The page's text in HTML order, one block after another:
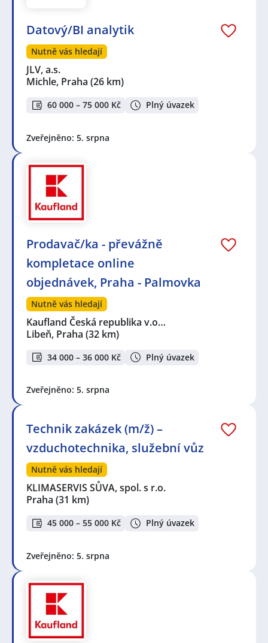
Datový/BI analytik
Nutně vás hledají
JLV, a.s.
Michle, Praha (26 km)
60 000 – 75 000 Kč Plný úvazek
Zveřejněno: 5. srpna
Prodavač/ka - převážně
kompletace online
objednávek, Praha - Palmovka
Nutně vás hledají
Kaufland Česká republika v.o…
Libeň, Praha (32 km)
34 000 – 36 000 Kč Plný úvazek
Zveřejněno: 5. srpna
Technik zakázek (m/ž) –
vzduchotechnika, služební vůz
Nutně vás hledají
KLIMASERVIS SŮVA, spol. s r.o.
Praha (31 km)
45 000 – 55 000 Kč Plný úvazek
Zveřejněno: 5. srpna